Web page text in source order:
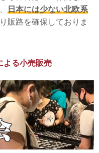
日本には少ない北欧系
販路を確保しておりま
よる小売販売